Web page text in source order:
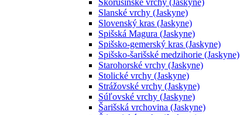
Slanské vrchy (Jaskyne)
Slovenský kras (Jaskyne)
Spišská Magura (Jaskyne)
Spišsko-gemerský kras (Jaskyne)
Spišsko-šarišské medzihorie (Jaskyne)
Starohorské vrchy (Jaskyne)
Stolické vrchy (Jaskyne)
Strážovské vrchy (Jaskyne)
Súľovské vrchy (Jaskyne)
Šarišská vrchovina (Jaskyne)